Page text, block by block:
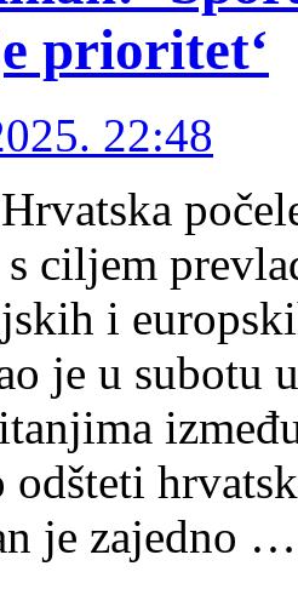
prioritet‘
22:48
ciljem
i
je u subotu
odšteti
je zajedno …